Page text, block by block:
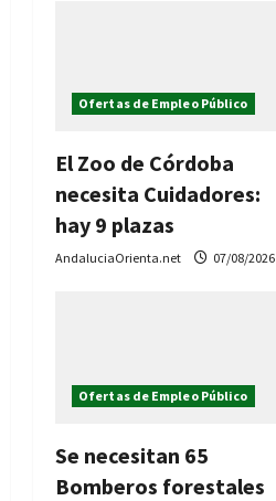
Ofertas de Empleo Público
El Zoo de Córdoba
necesita Cuidadores:
hay 9 plazas
AndaluciaOrienta.net 07/08/2026
Ofertas de Empleo Público
Se necesitan 65
Bomberos forestales